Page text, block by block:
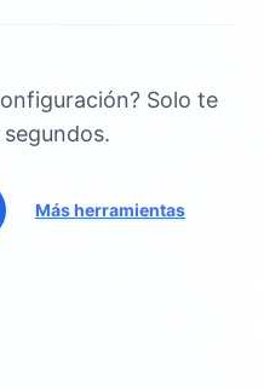
Solo te
Más herramientas